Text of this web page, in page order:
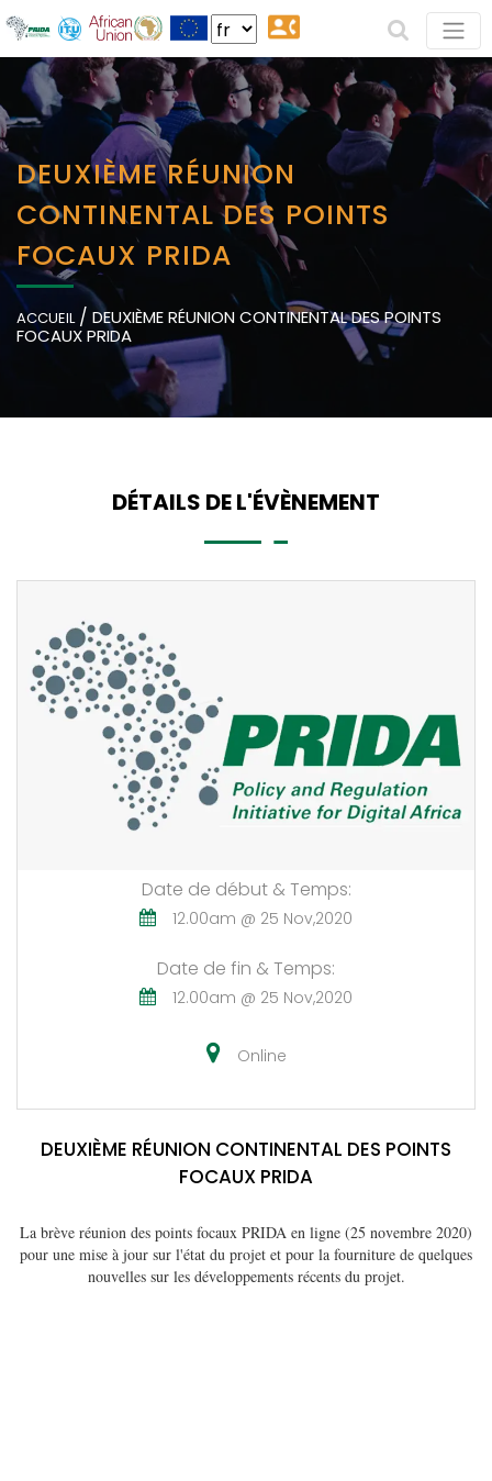
DEUXIÈME RÉUNION
CONTINENTAL DES POINTS
FOCAUX PRIDA
ACCUEIL/ DEUXIÈME RÉUNION CONTINENTAL DES POINTS
FOCAUX PRIDA
DÉTAILS DE L'ÉVÈNEMENT
Date de début & Temps:
12.00am @ 25 Nov,2020
Date de fin & Temps:
12.00am @ 25 Nov,2020
Online
DEUXIÈME RÉUNION CONTINENTAL DES POINTS
FOCAUX PRIDA
La brève réunion des points focaux PRIDA en ligne (25 novembre 2020)
pour une mise à jour sur l'état du projet et pour la fourniture de quelques
nouvelles sur les développements récents du projet.